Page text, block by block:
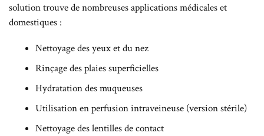
solution trouve de nombreuses applications médicales et
domestiques :
Nettoyage des yeux et du nez
Rinçage des plaies superficielles
Hydratation des muqueuses
Utilisation en perfusion intraveineuse (version stérile)
Nettoyage des lentilles de contact